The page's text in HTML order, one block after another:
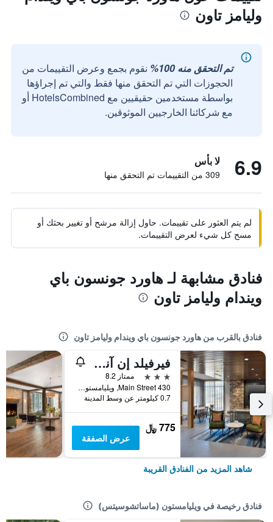
وليامز تاون
تم التحقق منه 100%
نقوم بجمع وعرض التقييمات من
الحجوزات التي تم التحقق منها فقط والتي تم إجراؤها
بواسطة مستخدمين حقيقيين مع HotelsCombined أو
مع شركائنا الخارجيين الموثوقين.
6.9 لا بأس
309 من التقييمات تم التحقق منها
لم يتم العثور على تقييمات. حاول إزالة مرشح أو تغيير بحثك أو
مسح كل شيء لعرض التقييمات.
فنادق مشابهة لـ هاورد جونسون باي
ويندام وليامز تاون
فنادق بالقرب من هاورد جونسون باي ويندام وليامز تاون
فيرفيلد إن آند سويتس باي ماريوت وليامز تاون
3 نجوم
ممتاز 8.2
430 Main Street, ويليامستون (ماساتشوسيتس), MA, الولايات المتحدة الأميريكية
0.7 كيلومتر عن وسط المدينة
775 ﷼
عرض الصفقة
شاهد المزيد من الفنادق القريبة
فنادق رخيصة في ويليامستون (ماساتشوسيتس)